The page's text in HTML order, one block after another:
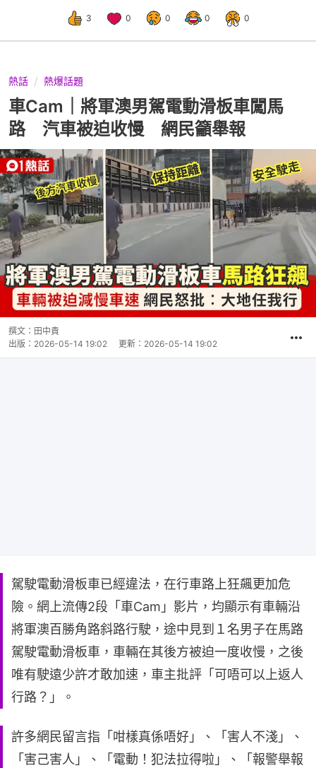
3 0 0 0 0
熱話 熱爆話題
車Cam｜將軍澳男駕電動滑板車闖馬
路 汽車被迫收慢 網民籲舉報
撰文： 田中貴
出版： 2026-05-14 19:02 更新： 2026-05-14 19:02
駕駛電動滑板車已經違法，在行車路上狂飆更加危
險。網上流傳2段「車Cam」影片，均顯示有車輛沿
將軍澳百勝角路斜路行駛，途中見到１名男子在馬路
駕駛電動滑板車，車輛在其後方被迫一度收慢，之後
唯有駛遠少許才敢加速，車主批評「可唔可以上返人
行路？」。
許多網民留言指「咁樣真係唔好」、「害人不淺」、
「害己害人」、「電動！犯法拉得啦」、「報警舉報